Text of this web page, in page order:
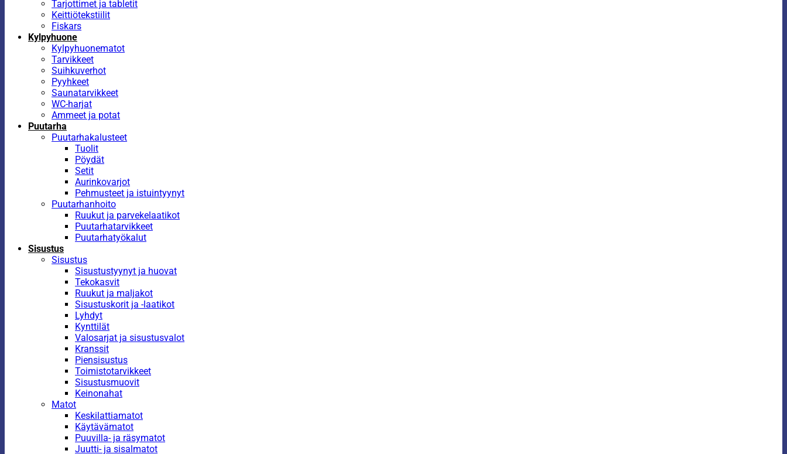
Tarjottimet ja tabletit
Keittiötekstiilit
Fiskars
Kylpyhuone
Kylpyhuonematot
Tarvikkeet
Suihkuverhot
Pyyhkeet
Saunatarvikkeet
WC-harjat
Ammeet ja potat
Puutarha
Puutarhakalusteet
Tuolit
Pöydät
Setit
Aurinkovarjot
Pehmusteet ja istuintyynyt
Puutarhanhoito
Ruukut ja parvekelaatikot
Puutarhatarvikkeet
Puutarhatyökalut
Sisustus
Sisustus
Sisustustyynyt ja huovat
Tekokasvit
Ruukut ja maljakot
Sisustuskorit ja -laatikot
Lyhdyt
Kynttilät
Valosarjat ja sisustusvalot
Kranssit
Piensisustus
Toimistotarvikkeet
Sisustusmuovit
Keinonahat
Matot
Keskilattiamatot
Käytävämatot
Puuvilla- ja räsymatot
Juutti- ja sisalmatot